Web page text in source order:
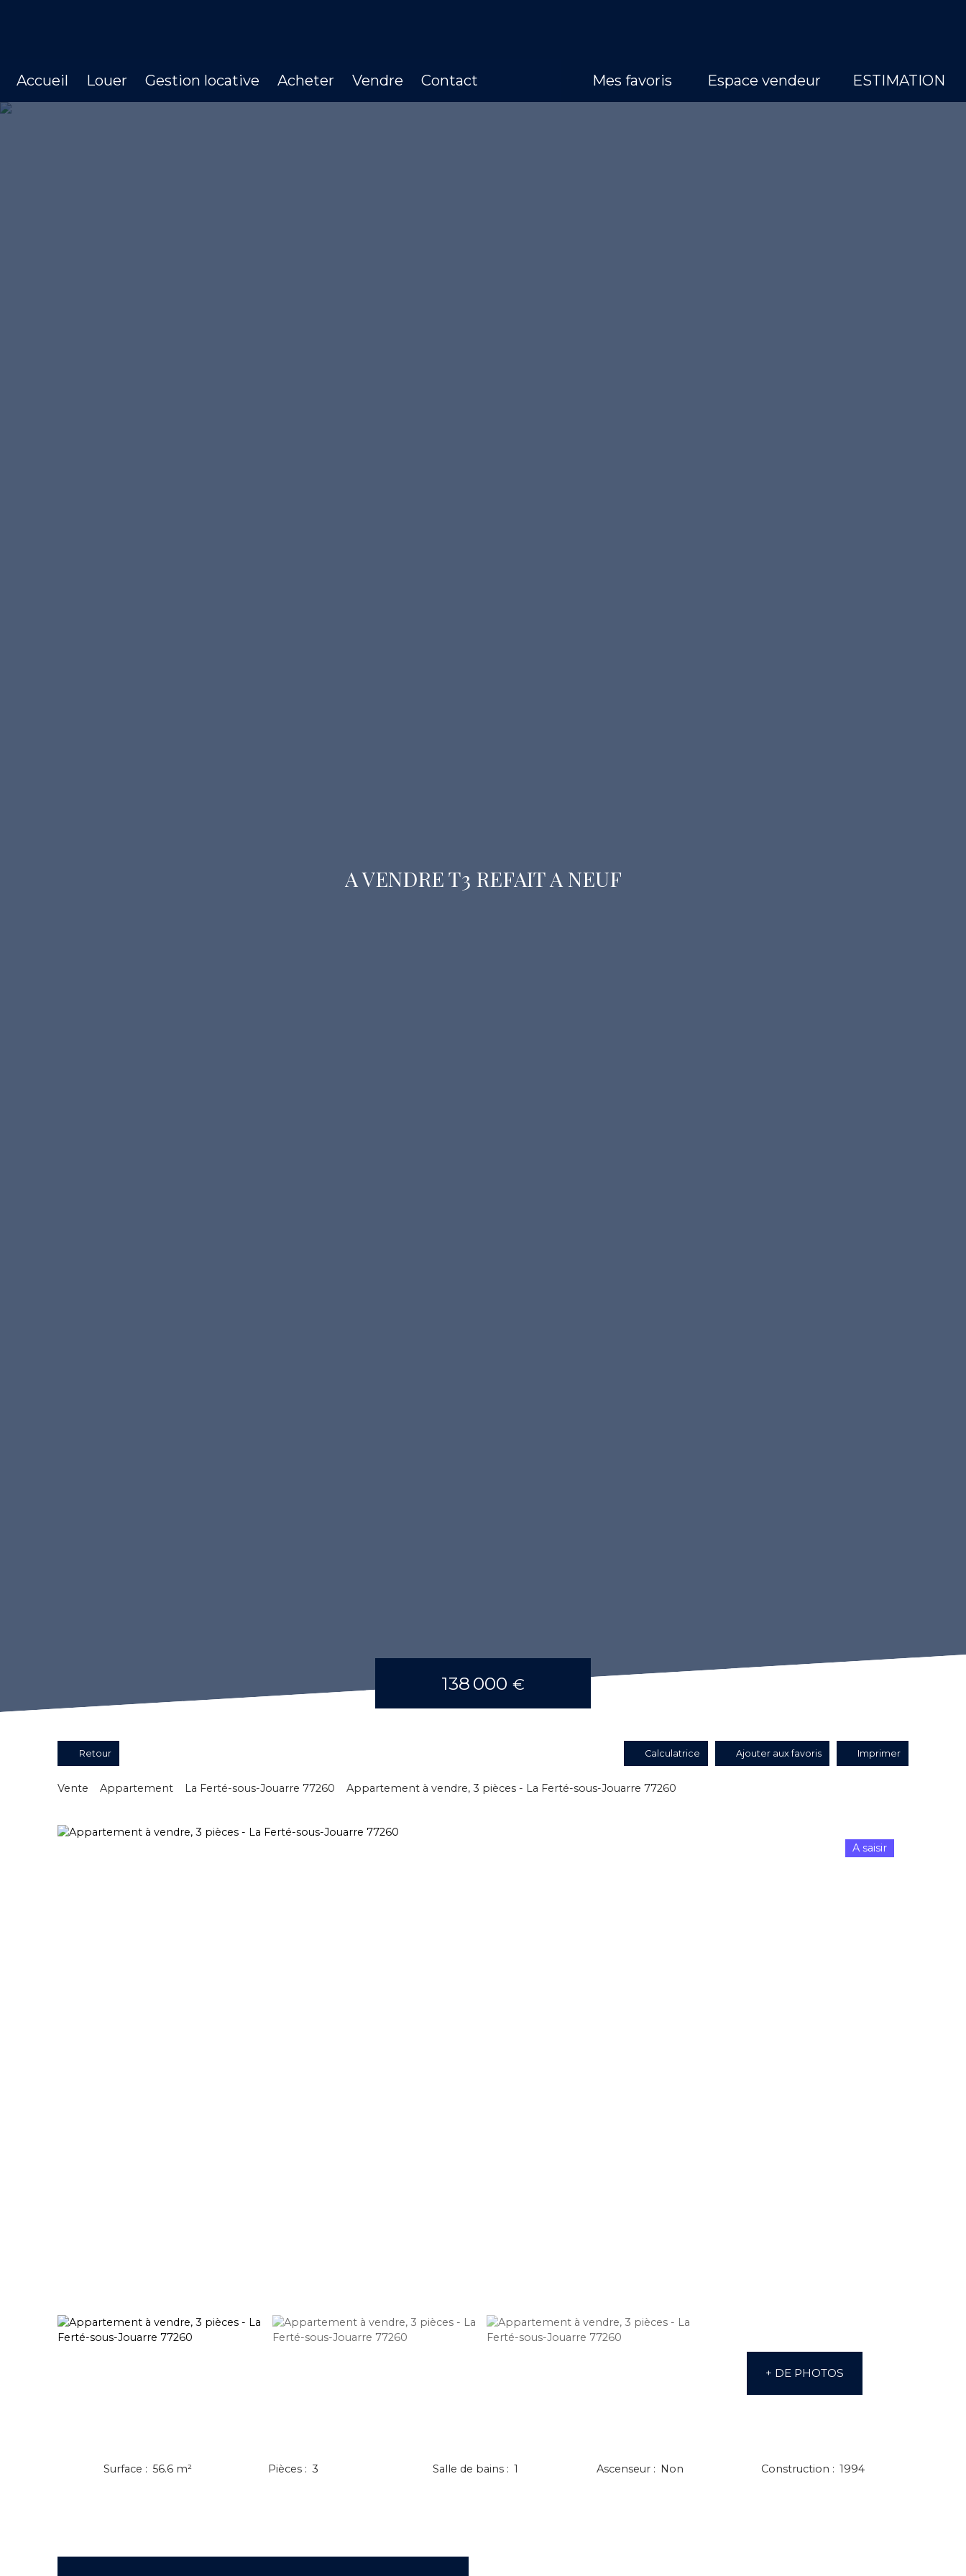
Accueil Louer Gestion locative Acheter Vendre Contact Mes favoris Espace vendeur ESTIMATION
A VENDRE T3 REFAIT A NEUF
138 000 €
Retour Calculatrice Ajouter aux favoris Imprimer
Vente Appartement La Ferté-sous-Jouarre 77260 Appartement à vendre, 3 pièces - La Ferté-sous-Jouarre 77260
A saisir
+ DE PHOTOS
Surface : 56.6 m² Pièces: 3 Salle de bains: 1 Ascenseur : Non Construction : 1994